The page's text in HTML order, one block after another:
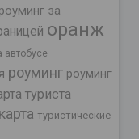
за
оранж
автобусе
роуминг роуминг
туриста
туристические